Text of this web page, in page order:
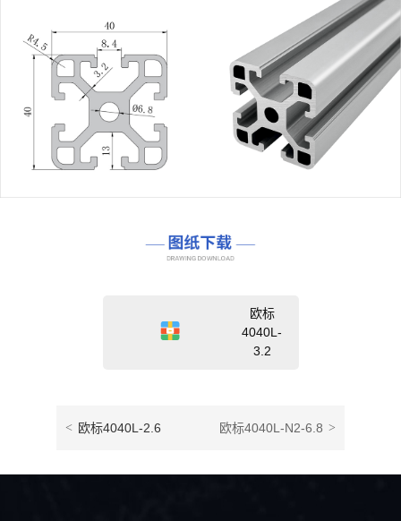
欧标
4040L-
3.2
< 欧标4040L-2.6 欧标4040L-N2-6.8
孔
>